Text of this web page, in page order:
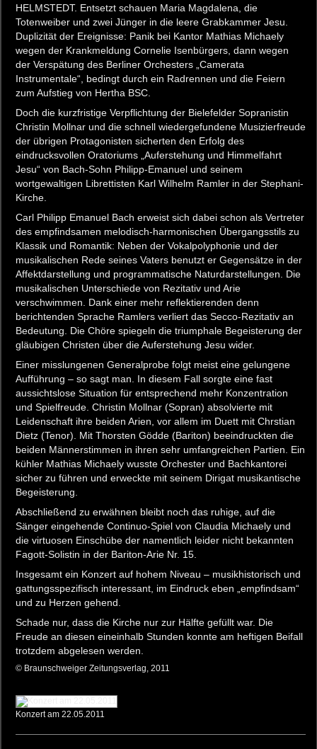
HELMSTEDT. Entsetzt schauen Maria Magdalena, die
Totenweiber und zwei Jünger in die leere Grabkammer Jesu.
Duplizität der Ereignisse: Panik bei Kantor Mathias Michaely
wegen der Krankmeldung Cornelie Isenbürgers, dann wegen
der Verspätung des Berliner Orchesters „Camerata
Instrumentale“, bedingt durch ein Radrennen und die Feiern
zum Aufstieg von Hertha BSC.
Doch die kurzfristige Verpflichtung der Bielefelder Sopranistin
Christin Mollnar und die schnell wiedergefundene Musizierfreude
der übrigen Protagonisten sicherten den Erfolg des
eindrucksvollen Oratoriums „Auferstehung und Himmelfahrt
Jesu“ von Bach-Sohn Philipp-Emanuel und seinem
wortgewaltigen Librettisten Karl Wilhelm Ramler in der Stephani-
Kirche.
Carl Philipp Emanuel Bach erweist sich dabei schon als Vertreter
des empfindsamen melodisch-harmonischen Übergangsstils zu
Klassik und Romantik: Neben der Vokalpolyphonie und der
musikalischen Rede seines Vaters benutzt er Gegensätze in der
Affektdarstellung und programmatische Naturdarstellungen. Die
musikalischen Unterschiede von Rezitativ und Arie
verschwimmen. Dank einer mehr reflektierenden denn
berichtenden Sprache Ramlers verliert das Secco-Rezitativ an
Bedeutung. Die Chöre spiegeln die triumphale Begeisterung der
gläubigen Christen über die Auferstehung Jesu wider.
Einer misslungenen Generalprobe folgt meist eine gelungene
Aufführung – so sagt man. In diesem Fall sorgte eine fast
aussichtslose Situation für entsprechend mehr Konzentration
und Spielfreude. Christin Mollnar (Sopran) absolvierte mit
Leidenschaft ihre beiden Arien, vor allem im Duett mit Chrstian
Dietz (Tenor). Mit Thorsten Gödde (Bariton) beeindruckten die
beiden Männerstimmen in ihren sehr umfangreichen Partien. Ein
kühler Mathias Michaely wusste Orchester und Bachkantorei
sicher zu führen und erweckte mit seinem Dirigat musikantische
Begeisterung.
Abschließend zu erwähnen bleibt noch das ruhige, auf die
Sänger eingehende Continuo-Spiel von Claudia Michaely und
die virtuosen Einschübe der namentlich leider nicht bekannten
Fagott-Solistin in der Bariton-Arie Nr. 15.
Insgesamt ein Konzert auf hohem Niveau – musikhistorisch und
gattungsspezifisch interessant, im Eindruck eben „empfindsam“
und zu Herzen gehend.
Schade nur, dass die Kirche nur zur Hälfte gefüllt war. Die
Freude an diesen eineinhalb Stunden konnte am heftigen Beifall
trotzdem abgelesen werden.
© Braunschweiger Zeitungsverlag, 2011
Konzert am 22.05.2011